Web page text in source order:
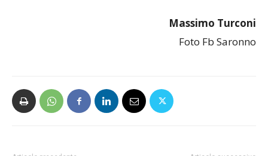
Massimo Turconi
Foto Fb Saronno